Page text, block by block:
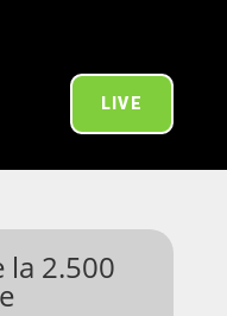
LIVE
la 2.500